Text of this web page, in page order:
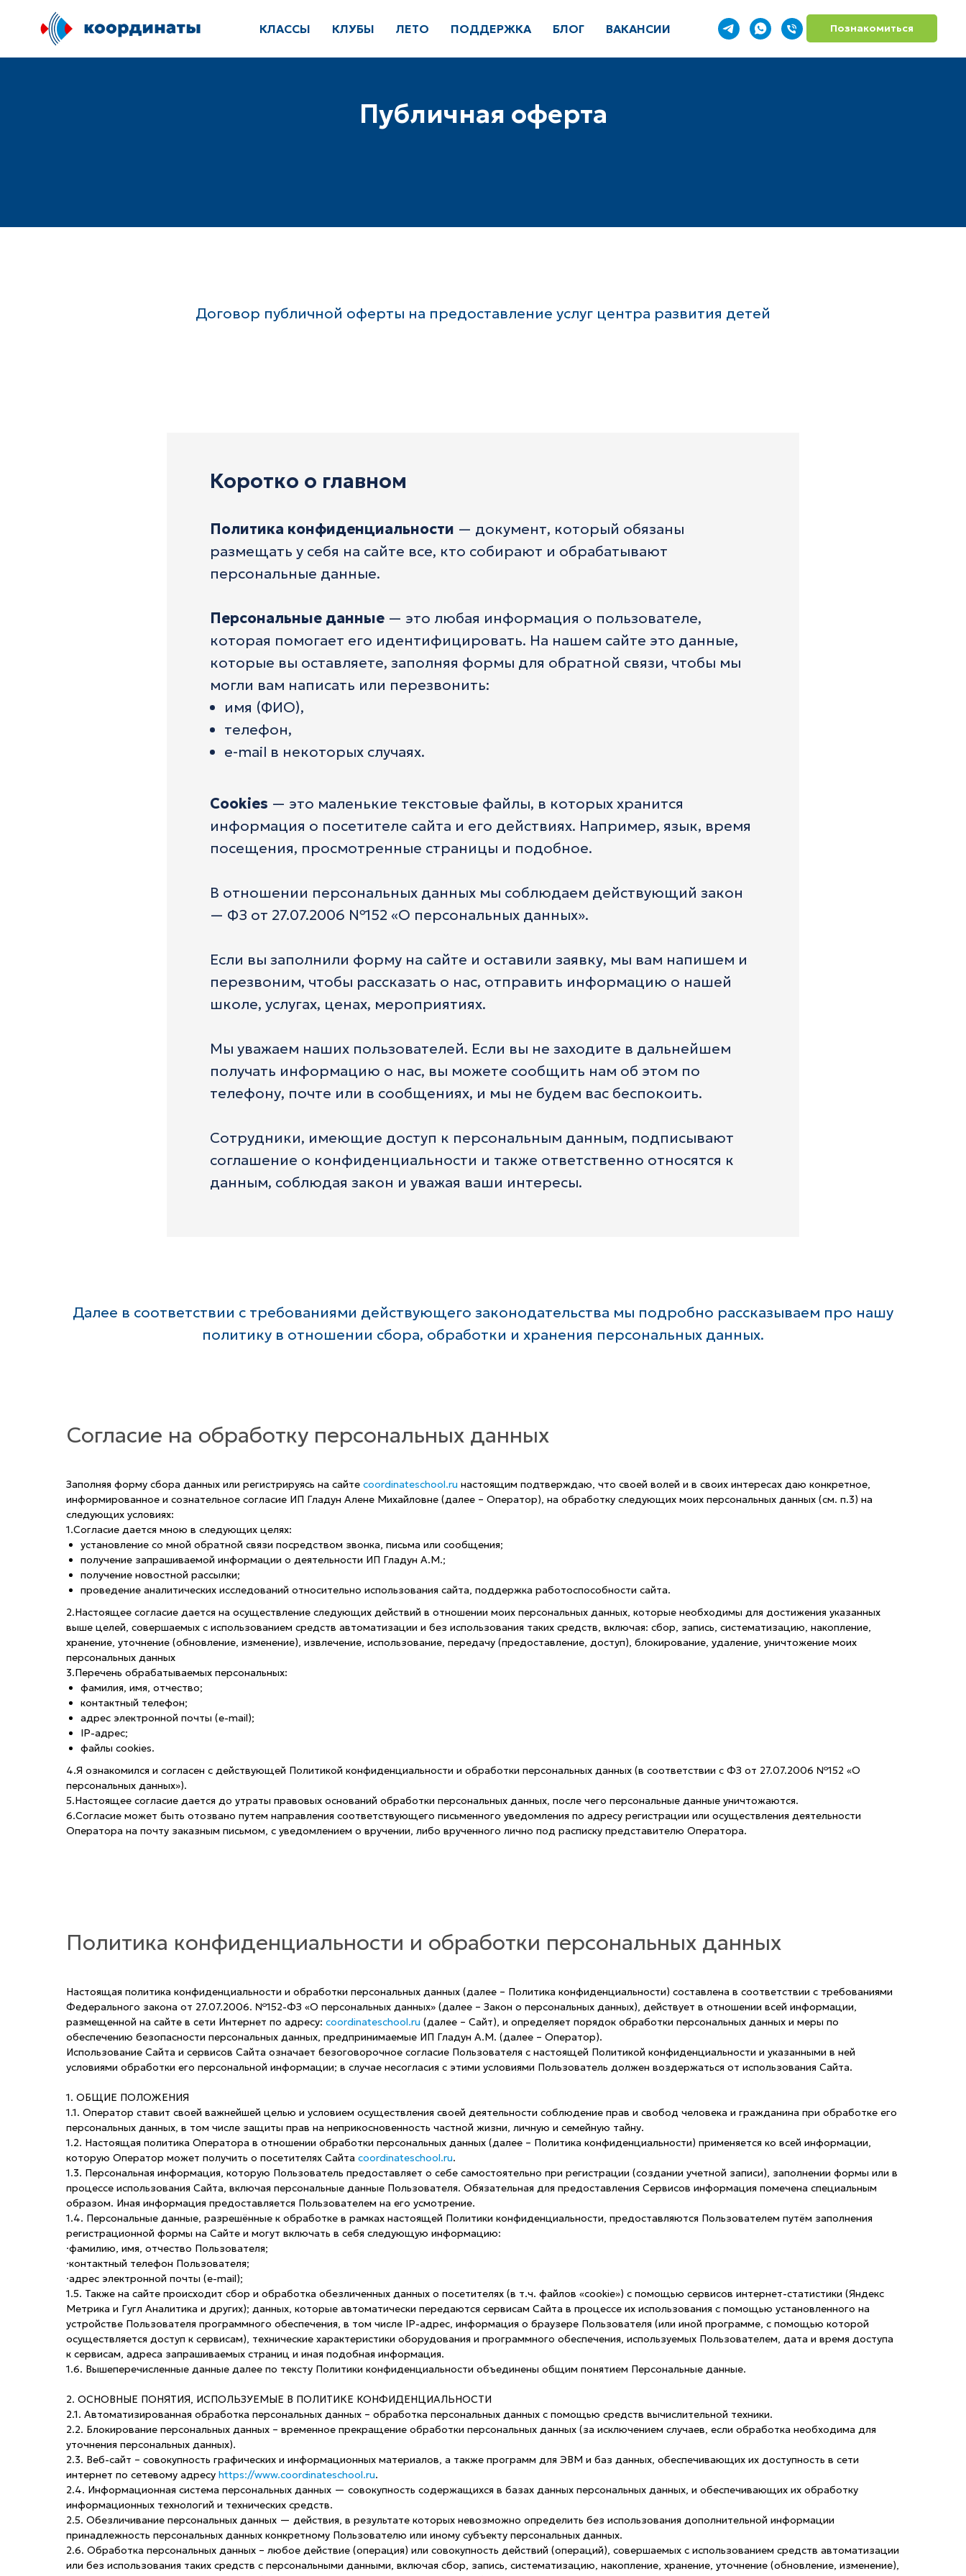
КЛАССЫ КЛУБЫ ЛЕТО ПОДДЕРЖКА БЛОГ ВАКАНСИИ Познакомиться
Публичная оферта
Договор публичной оферты на предоставление услуг центра развития детей
Коротко о главном
Политика конфиденциальности — документ, который обязаны
размещать у себя на сайте все, кто собирают и обрабатывают
персональные данные.
Персональные данные — это любая информация о пользователе,
которая помогает его идентифицировать. На нашем сайте это данные,
которые вы оставляете, заполняя формы для обратной связи, чтобы мы
могли вам написать или перезвонить:
имя (ФИО),
телефон,
e-mail в некоторых случаях.
Cookies — это маленькие текстовые файлы, в которых хранится
информация о посетителе сайта и его действиях. Например, язык, время
посещения, просмотренные страницы и подобное.
В отношении персональных данных мы соблюдаем действующий закон
— ФЗ от 27.07.2006 №152 «О персональных данных».
Если вы заполнили форму на сайте и оставили заявку, мы вам напишем и
перезвоним, чтобы рассказать о нас, отправить информацию о нашей
школе, услугах, ценах, мероприятиях.
Мы уважаем наших пользователей. Если вы не заходите в дальнейшем
получать информацию о нас, вы можете сообщить нам об этом по
телефону, почте или в сообщениях, и мы не будем вас беспокоить.
Сотрудники, имеющие доступ к персональным данным, подписывают
соглашение о конфиденциальности и также ответственно относятся к
данным, соблюдая закон и уважая ваши интересы.
Далее в соответствии с требованиями действующего законодательства мы подробно рассказываем про нашу
политику в отношении сбора, обработки и хранения персональных данных.
Согласие на обработку персональных данных
Заполняя форму сбора данных или регистрируясь на сайте coordinateschool.ru настоящим подтверждаю, что своей волей и в своих интересах даю конкретное,
информированное и сознательное согласие ИП Гладун Алене Михайловне (далее – Оператор), на обработку следующих моих персональных данных (см. п.3) на
следующих условиях:
1.Согласие дается мною в следующих целях:
установление со мной обратной связи посредством звонка, письма или сообщения;
получение запрашиваемой информации о деятельности ИП Гладун А.М.;
получение новостной рассылки;
проведение аналитических исследований относительно использования сайта, поддержка работоспособности сайта.
2.Настоящее согласие дается на осуществление следующих действий в отношении моих персональных данных, которые необходимы для достижения указанных
выше целей, совершаемых с использованием средств автоматизации и без использования таких средств, включая: сбор, запись, систематизацию, накопление,
хранение, уточнение (обновление, изменение), извлечение, использование, передачу (предоставление, доступ), блокирование, удаление, уничтожение моих
персональных данных
3.Перечень обрабатываемых персональных:
фамилия, имя, отчество;
контактный телефон;
адрес электронной почты (e-mail);
IP-адрес;
файлы cookies.
4.Я ознакомился и согласен с действующей Политикой конфиденциальности и обработки персональных данных (в соответствии с ФЗ от 27.07.2006 №152 «О
персональных данных»).
5.Настоящее согласие дается до утраты правовых оснований обработки персональных данных, после чего персональные данные уничтожаются.
6.Согласие может быть отозвано путем направления соответствующего письменного уведомления по адресу регистрации или осуществления деятельности
Оператора на почту заказным письмом, с уведомлением о вручении, либо врученного лично под расписку представителю Оператора.
Политика конфиденциальности и обработки персональных данных
Настоящая политика конфиденциальности и обработки персональных данных (далее – Политика конфиденциальности) составлена в соответствии с требованиями
Федерального закона от 27.07.2006. №152-ФЗ «О персональных данных» (далее – Закон о персональных данных), действует в отношении всей информации,
размещенной на сайте в сети Интернет по адресу: coordinateschool.ru (далее – Сайт), и определяет порядок обработки персональных данных и меры по
обеспечению безопасности персональных данных, предпринимаемые ИП Гладун А.М. (далее – Оператор).
Использование Сайта и сервисов Сайта означает безоговорочное согласие Пользователя с настоящей Политикой конфиденциальности и указанными в ней
условиями обработки его персональной информации; в случае несогласия с этими условиями Пользователь должен воздержаться от использования Сайта.
1. ОБЩИЕ ПОЛОЖЕНИЯ
1.1. Оператор ставит своей важнейшей целью и условием осуществления своей деятельности соблюдение прав и свобод человека и гражданина при обработке его
персональных данных, в том числе защиты прав на неприкосновенность частной жизни, личную и семейную тайну.
1.2. Настоящая политика Оператора в отношении обработки персональных данных (далее – Политика конфиденциальности) применяется ко всей информации,
которую Оператор может получить о посетителях Сайта coordinateschool.ru.
1.3. Персональная информация, которую Пользователь предоставляет о себе самостоятельно при регистрации (создании учетной записи), заполнении формы или в
процессе использования Сайта, включая персональные данные Пользователя. Обязательная для предоставления Сервисов информация помечена специальным
образом. Иная информация предоставляется Пользователем на его усмотрение.
1.4. Персональные данные, разрешённые к обработке в рамках настоящей Политики конфиденциальности, предоставляются Пользователем путём заполнения
регистрационной формы на Сайте и могут включать в себя следующую информацию:
·фамилию, имя, отчество Пользователя;
·контактный телефон Пользователя;
·адрес электронной почты (e-mail);
1.5. Также на сайте происходит сбор и обработка обезличенных данных о посетителях (в т.ч. файлов «cookie») с помощью сервисов интернет-статистики (Яндекс
Метрика и Гугл Аналитика и других); данных, которые автоматически передаются сервисам Сайта в процессе их использования с помощью установленного на
устройстве Пользователя программного обеспечения, в том числе IP-адрес, информация о браузере Пользователя (или иной программе, с помощью которой
осуществляется доступ к сервисам), технические характеристики оборудования и программного обеспечения, используемых Пользователем, дата и время доступа
к сервисам, адреса запрашиваемых страниц и иная подобная информация.
1.6. Вышеперечисленные данные далее по тексту Политики конфиденциальности объединены общим понятием Персональные данные.
2. ОСНОВНЫЕ ПОНЯТИЯ, ИСПОЛЬЗУЕМЫЕ В ПОЛИТИКЕ КОНФИДЕНЦИАЛЬНОСТИ
2.1. Автоматизированная обработка персональных данных – обработка персональных данных с помощью средств вычислительной техники.
2.2. Блокирование персональных данных – временное прекращение обработки персональных данных (за исключением случаев, если обработка необходима для
уточнения персональных данных).
2.3. Веб-сайт – совокупность графических и информационных материалов, а также программ для ЭВМ и баз данных, обеспечивающих их доступность в сети
интернет по сетевому адресу https://www.coordinateschool.ru.
2.4. Информационная система персональных данных — совокупность содержащихся в базах данных персональных данных, и обеспечивающих их обработку
информационных технологий и технических средств.
2.5. Обезличивание персональных данных — действия, в результате которых невозможно определить без использования дополнительной информации
принадлежность персональных данных конкретному Пользователю или иному субъекту персональных данных.
2.6. Обработка персональных данных – любое действие (операция) или совокупность действий (операций), совершаемых с использованием средств автоматизации
или без использования таких средств с персональными данными, включая сбор, запись, систематизацию, накопление, хранение, уточнение (обновление, изменение),